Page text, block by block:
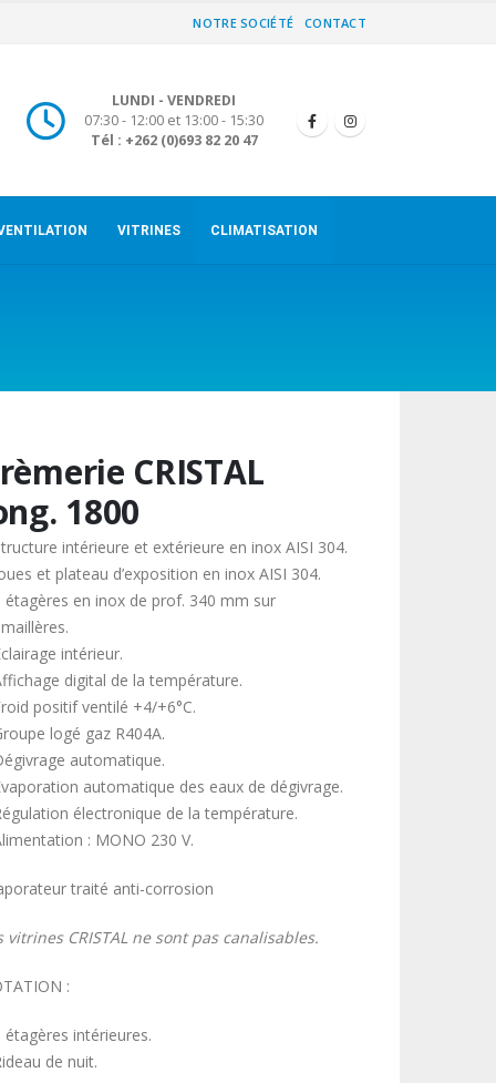
NOTRE SOCIÉTÉ CONTACT
LUNDI - VENDREDI
07:30 - 12:00 et 13:00 - 15:30
Tél : +262 (0)693 82 20 47
VITRINES CLIMATISATION
CRISTAL
1800
intérieure et extérieure en inox AISI 304.
et plateau d’exposition en inox AISI 304.
étagères en inox de prof. 340 mm sur
intérieur.
digital de la température.
positif ventilé +4/+6°C.
logé gaz R404A.
automatique.
automatique des eaux de dégivrage.
électronique de la température.
: MONO 230 V.
traité anti-corrosion
vitrines CRISTAL ne sont pas canalisables.
:
étagères intérieures.
de nuit.